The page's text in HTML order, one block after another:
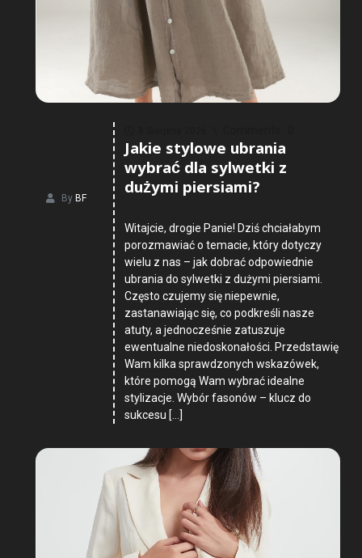
By BF
Jakie stylowe ubrania
wybrać dla sylwetki z
dużymi piersiami?
Witajcie, drogie Panie! Dziś chciałabym
porozmawiać o temacie, który dotyczy
wielu z nas – jak dobrać odpowiednie
ubrania do sylwetki z dużymi piersiami.
Często czujemy się niepewnie,
zastanawiając się, co podkreśli nasze
atuty, a jednocześnie zatuszuje
ewentualne niedoskonałości. Przedstawię
Wam kilka sprawdzonych wskazówek,
które pomogą Wam wybrać idealne
stylizacje. Wybór fasonów – klucz do
sukcesu […]